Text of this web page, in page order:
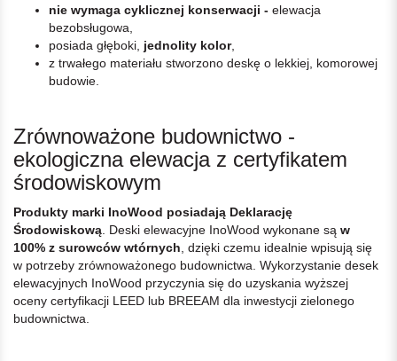
nie wymaga cyklicznej konserwacji - elewacja
bezobsługowa,
posiada głęboki, jednolity kolor,
z trwałego materiału stworzono deskę o lekkiej, komorowej
budowie.
Zrównoważone budownictwo -
ekologiczna elewacja z certyfikatem
środowiskowym
Produkty marki InoWood posiadają Deklarację
Środowiskową . Deski elewacyjne InoWood wykonane są w
100% z surowców wtórnych , dzięki czemu idealnie wpisują się
w potrzeby zrównoważonego budownictwa. Wykorzystanie desek
elewacyjnych InoWood przyczynia się do uzyskania wyższej
oceny certyfikacji LEED lub BREEAM dla inwestycji zielonego
budownictwa.